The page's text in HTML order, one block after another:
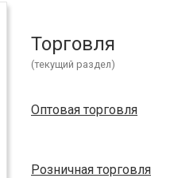
Торговля
(текущий раздел)
Оптовая торговля
Розничная торговля